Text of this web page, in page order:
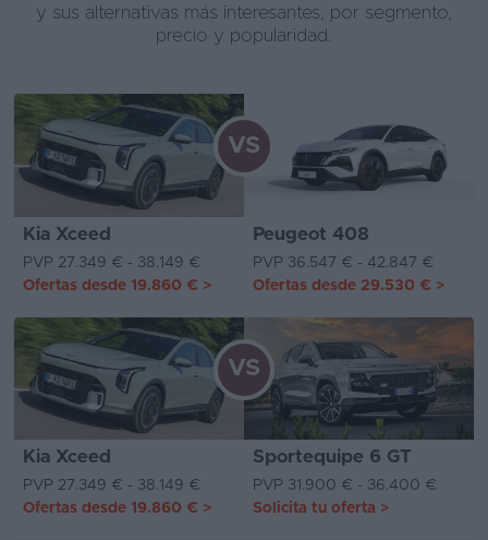
y sus alternativas más interesantes, por segmento,
precio y popularidad.
Kia Xceed Peugeot 408
VS
PVP 27.349 € - 38.149 €
PVP 36.547 € - 42.847 €
Ofertas desde 19.860 € > Ofertas desde 29.530 € >
Kia Xceed Sportequipe 6 GT
VS
PVP 27.349 € - 38.149 €
PVP 31.900 € - 36.400 €
Ofertas desde 19.860 € > Solicita tu oferta >